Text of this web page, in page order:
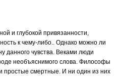
и глубокой привязанности,
к чему-либо.. Однако можно ли
данного чувства. Веками люди
необъяснимого слова. Философы
простые смертные. И ни один из них